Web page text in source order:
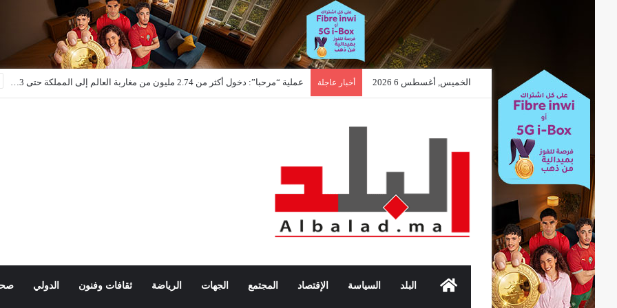
الخميس, أغسطس 6 2026 أخبار عاجلة عملية “مرحبا”: دخول أكثر من 2.74 مليون من مغاربة العالم إلى المملكة حتى 3 غشت
الرئيسيةالبلد السياسة الإقتصاد المجتمع الجهات الرياضة ثقافات وفنون الدولي